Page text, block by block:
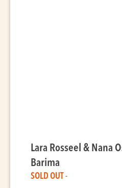
Lara Rosseel & Nana
Barima
SOLD OUT -